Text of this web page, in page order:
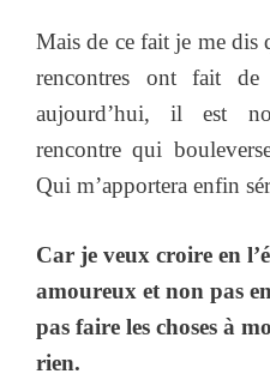
Mais de ce fait je me dis
rencontres ont fait
aujourd’hui, il est
rencontre qui
Qui m’apportera enfin
Car je veux croire en
amoureux et non pas
pas faire les choses à
rien.